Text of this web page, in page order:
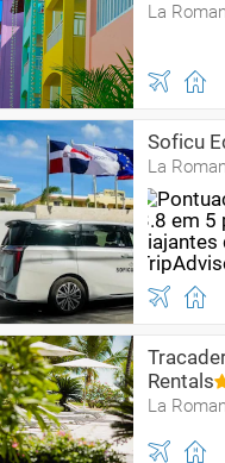
La
Soficu
La
Rentals
La